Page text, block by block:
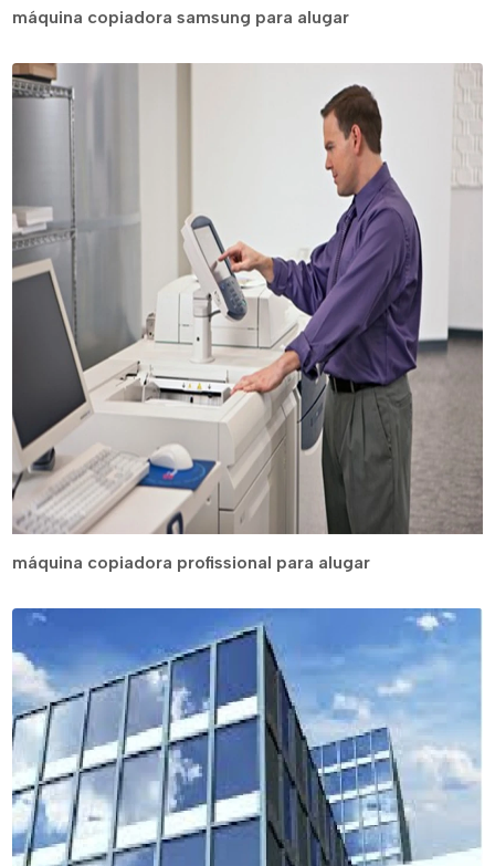
máquina copiadora samsung para alugar
máquina copiadora profissional para alugar